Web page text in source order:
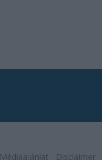
Médiaajánlat Disclaimer